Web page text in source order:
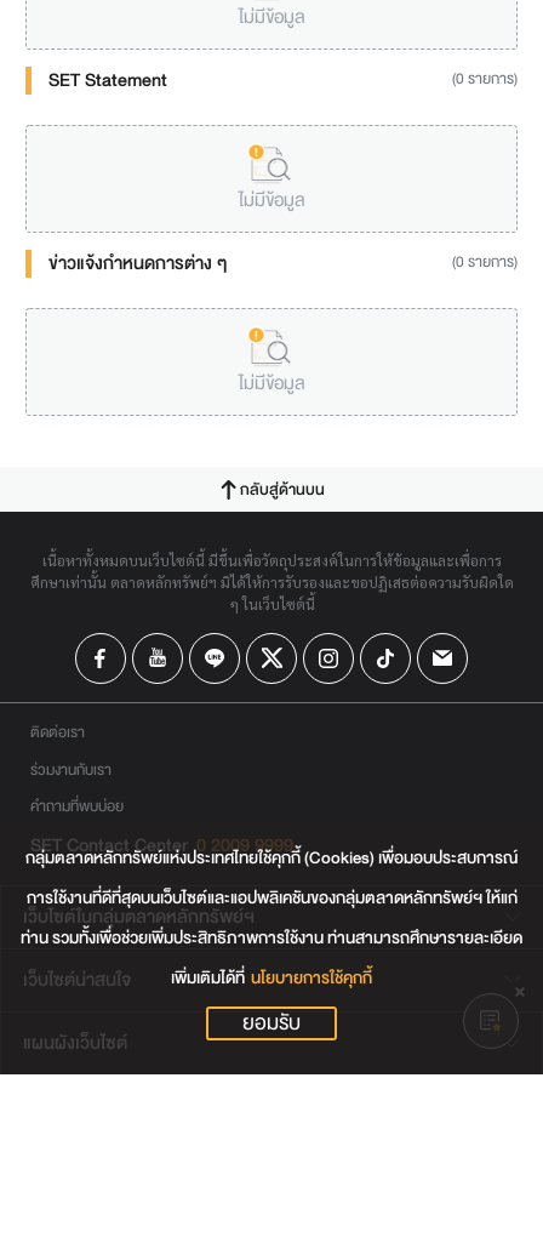
ไม่มีข้อมูล
SET Statement (0 รายการ)
ไม่มีข้อมูล
ข่าวแจ้งกำหนดการต่าง ๆ (0 รายการ)
ไม่มีข้อมูล
กลับสู่ด้านบน
เนื้อหาทั้งหมดบนเว็บไซต์นี้ มีขึ้นเพื่อวัตถุประสงค์ในการให้ข้อมูลและเพื่อการ
ศึกษาเท่านั้น ตลาดหลักทรัพย์ฯ มิได้ให้การรับรองและขอปฏิเสธต่อความรับผิดใด
ๆ ในเว็บไซต์นี้
ติดต่อเรา
ร่วมงานกับเรา
คำถามที่พบบ่อย
SET Contact Center 0 2009 9999
เว็บไซต์ในกลุ่มตลาดหลักทรัพย์ฯ
เว็บไซต์น่าสนใจ
แผนผังเว็บไซต์
กลุ่มตลาดหลักทรัพย์แห่งประเทศไทยใช้คุกกี้ (Cookies) เพื่อมอบประสบการณ์
การใช้งานที่ดีที่สุดบนเว็บไซต์และแอปพลิเคชันของกลุ่มตลาดหลักทรัพย์ฯ ให้แก่
ท่าน รวมทั้งเพื่อช่วยเพิ่มประสิทธิภาพการใช้งาน ท่านสามารถศึกษารายละเอียด
เพิ่มเติมได้ที่ นโยบายการใช้คุกกี้
ยอมรับ